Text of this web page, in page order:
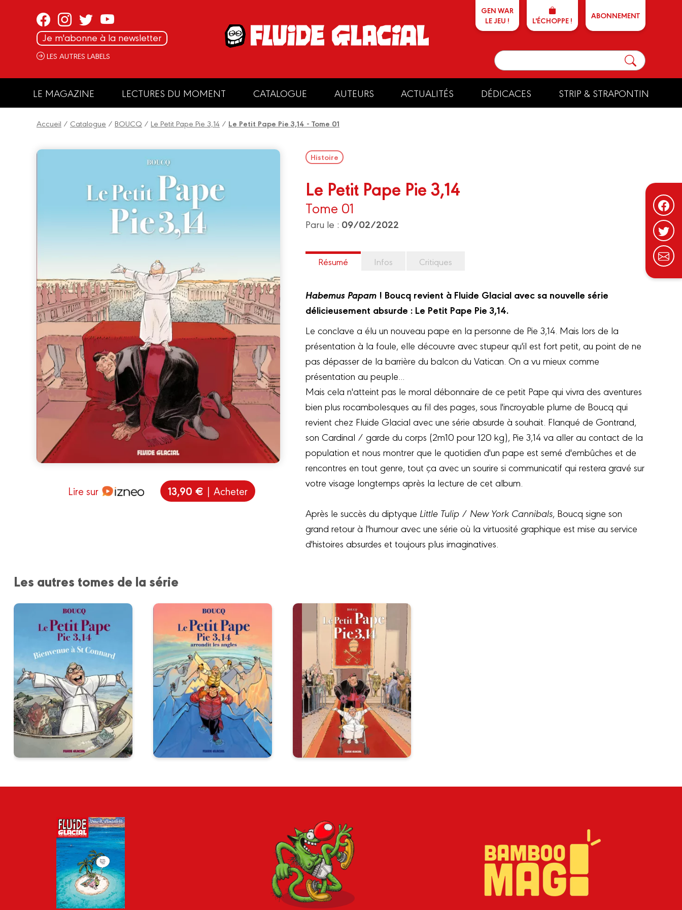
Je m'abonne à la newsletter
LES AUTRES LABELS
GEN WAR
LE JEU !
L'ÉCHOPPE ! ABONNEMENT
LE MAGAZINE LECTURES DU MOMENT CATALOGUE AUTEURS ACTUALITÉS DÉDICACES STRIP & STRAPONTIN
Accueil / Catalogue / BOUCQ / Le Petit Pape Pie 3,14 / Le Petit Pape Pie 3,14 - Tome 01
Lire sur 13,90 € | Acheter
Histoire
Le Petit Pape Pie 3,14
Tome 01
Paru le : 09/02/2022
Résumé Infos Critiques
Habemus Papam ! Boucq revient à Fluide Glacial avec sa nouvelle série
délicieusement absurde : Le Petit Pape Pie 3,14.
Le conclave a élu un nouveau pape en la personne de Pie 3,14. Mais lors de la
présentation à la foule, elle découvre avec stupeur qu'il est fort petit, au point de ne
pas dépasser de la barrière du balcon du Vatican. On a vu mieux comme
présentation au peuple...
Mais cela n'atteint pas le moral débonnaire de ce petit Pape qui vivra des aventures
bien plus rocambolesques au fil des pages, sous l'incroyable plume de Boucq qui
revient chez Fluide Glacial avec une série absurde à souhait. Flanqué de Gontrand,
son Cardinal / garde du corps (2m10 pour 120 kg), Pie 3,14 va aller au contact de la
population et nous montrer que le quotidien d'un pape est semé d'embûches et de
rencontres en tout genre, tout ça avec un sourire si communicatif qui restera gravé sur
votre visage longtemps après la lecture de cet album.
Après le succès du diptyque Little Tulip / New York Cannibals, Boucq signe son
grand retour à l'humour avec une série où la virtuosité graphique est mise au service
d'histoires absurdes et toujours plus imaginatives.
Les autres tomes de la série